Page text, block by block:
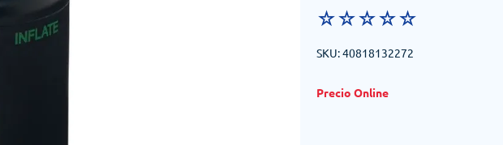
☆☆☆☆☆
SKU:40818132272